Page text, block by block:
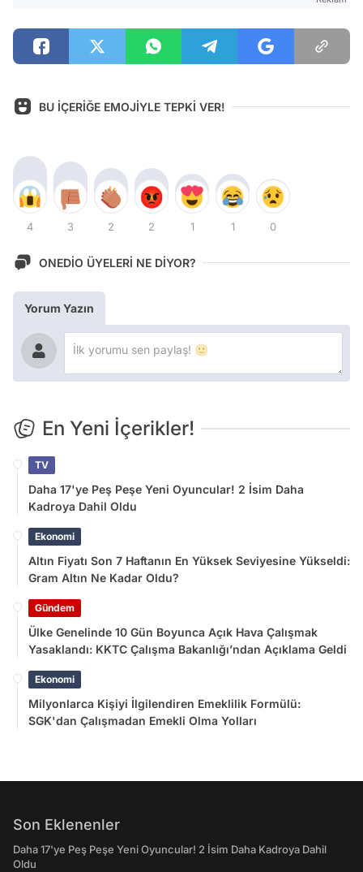
BU İÇERİĞE EMOJİYLE TEPKİ VER!
4 3 2 2 1 1 0
ONEDİO ÜYELERİ NE DİYOR?
Yorum Yazın
En Yeni İçerikler!
TV
Daha 17'ye Peş Peşe Yeni Oyuncular! 2 İsim Daha
Kadroya Dahil Oldu
Ekonomi
Altın Fiyatı Son 7 Haftanın En Yüksek Seviyesine Yükseldi:
Gram Altın Ne Kadar Oldu?
Gündem
Ülke Genelinde 10 Gün Boyunca Açık Hava Çalışmak
Yasaklandı: KKTC Çalışma Bakanlığı’ndan Açıklama Geldi
Ekonomi
Milyonlarca Kişiyi İlgilendiren Emeklilik Formülü:
SGK'dan Çalışmadan Emekli Olma Yolları
Son Eklenenler
Daha 17'ye Peş Peşe Yeni Oyuncular! 2 İsim Daha Kadroya Dahil
Oldu